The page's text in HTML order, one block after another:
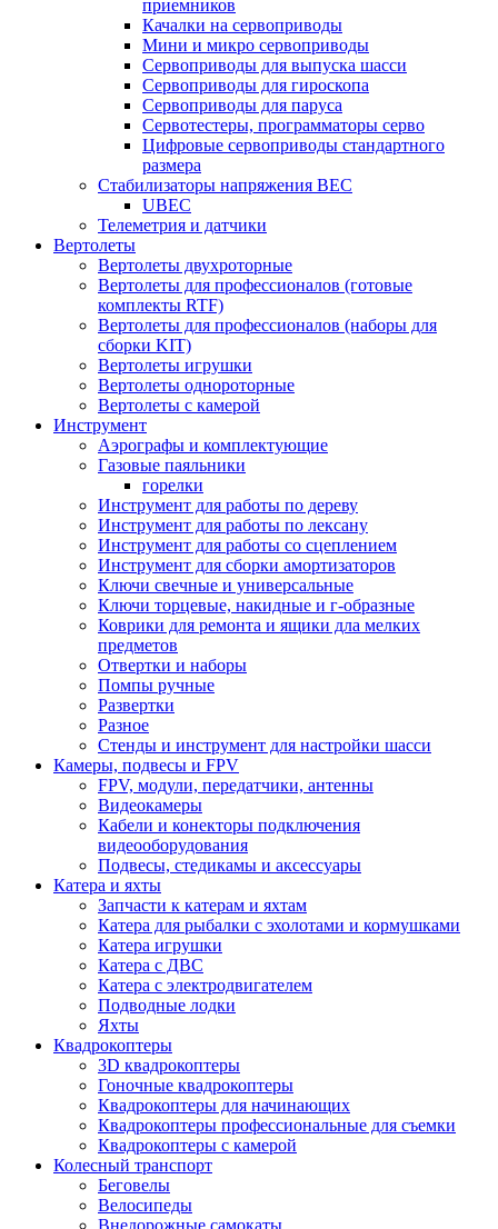
приемников
Качалки на сервоприводы
Мини и микро сервоприводы
Сервоприводы для выпуска шасси
Сервоприводы для гироскопа
Сервоприводы для паруса
Сервотестеры, программаторы серво
Цифровые сервоприводы стандартного
размера
Стабилизаторы напряжения BEC
UBEC
Телеметрия и датчики
Вертолеты
Вертолеты двухроторные
Вертолеты для профессионалов (готовые
комплекты RTF)
Вертолеты для профессионалов (наборы для
сборки KIT)
Вертолеты игрушки
Вертолеты однороторные
Вертолеты с камерой
Инструмент
Аэрографы и комплектующие
Газовые паяльники
горелки
Инструмент для работы по дереву
Инструмент для работы по лексану
Инструмент для работы со сцеплением
Инструмент для сборки амортизаторов
Ключи свечные и универсальные
Ключи торцевые, накидные и г-образные
Коврики для ремонта и ящики дла мелких
предметов
Отвертки и наборы
Помпы ручные
Развертки
Разное
Стенды и инструмент для настройки шасси
Камеры, подвесы и FPV
FPV, модули, передатчики, антенны
Видеокамеры
Кабели и конекторы подключения
видеооборудования
Подвесы, стедикамы и аксессуары
Катера и яхты
Запчасти к катерам и яхтам
Катера для рыбалки с эхолотами и кормушками
Катера игрушки
Катера с ДВС
Катера с электродвигателем
Подводные лодки
Яхты
Квадрокоптеры
3D квадрокоптеры
Гоночные квадрокоптеры
Квадрокоптеры для начинающих
Квадрокоптеры профессиональные для съемки
Квадрокоптеры с камерой
Колесный транспорт
Беговелы
Велосипеды
Внедорожные самокаты